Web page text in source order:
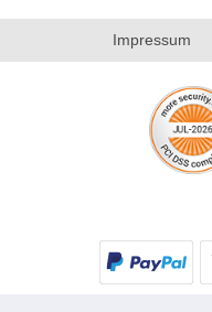
Impressum